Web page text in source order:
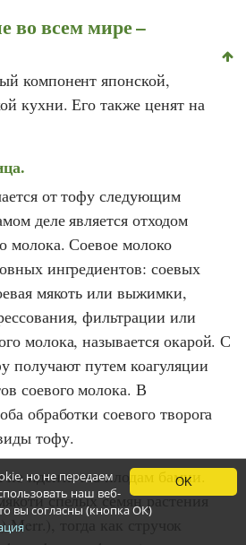
во всем мире –
компонент японской,
кухни. Его также ценят на
от тофу следующим
деле является отходом
молока. Соевое молоко
ингредиентов: соевых
мякоть или выжимки,
фильтрации или
молока, называется окарой. С
получают путем коагуляции
соевого молока. В
обработки соевого творога
тофу.
идентична плодам бамии.
спелых семян растения
тогда как стручок
OK
но не передаем
наш веб-
вы согласны (кнопка ОК)